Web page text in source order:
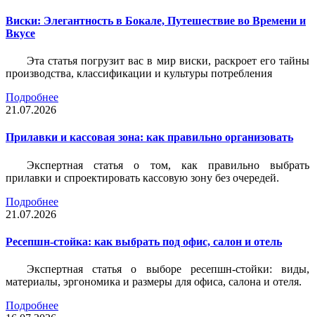
Виски: Элегантность в Бокале, Путешествие во Времени и
Вкусе
Эта статья погрузит вас в мир виски, раскроет его тайны
производства, классификации и культуры потребления
Подробнее
21.07.2026
Прилавки и кассовая зона: как правильно организовать
Экспертная статья о том, как правильно выбрать
прилавки и спроектировать кассовую зону без очередей.
Подробнее
21.07.2026
Ресепшн-стойка: как выбрать под офис, салон и отель
Экспертная статья о выборе ресепшн-стойки: виды,
материалы, эргономика и размеры для офиса, салона и отеля.
Подробнее